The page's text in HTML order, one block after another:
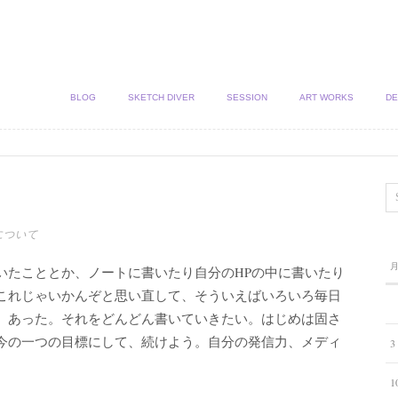
BLOG SKETCH DIVER SESSION ART WORKS
ついて
こととか、ノートに書いたり自分のHPの中に書いたり
れじゃいかんぞと思い直して、そういえばいろいろ毎日
った。それをどんどん書いていきたい。はじめは固さ
の一つの目標にして、続けよう。自分の発信力、メディ
月
3